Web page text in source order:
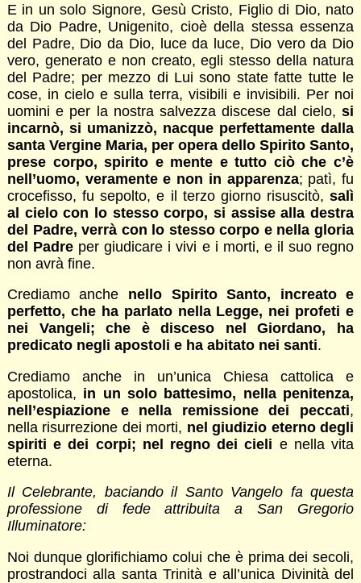
E in un solo Signore, Gesù Cristo, Figlio di Dio, nato
da Dio Padre, Unigenito, cioè della stessa essenza
del Padre, Dio da Dio, luce da luce, Dio vero da Dio
vero, generato e non creato, egli stesso della natura
del Padre; per mezzo di Lui sono state fatte tutte le
cose, in cielo e sulla terra, visibili e invisibili. Per noi
uomini e per la nostra salvezza discese dal cielo,si
incarnò, si umanizzò, nacque perfettamente dalla
santa Vergine Maria, per opera dello Spirito Santo,
prese corpo, spirito e mente e tutto ciò che c’è
nell’uomo, veramente e non in apparenza; patì, fu
crocefisso, fu sepolto, e il terzo giorno risuscitò,salì
al cielo con lo stesso corpo, si assise alla destra
del Padre, verrà con lo stesso corpo e nella gloria
del Padre per giudicare i vivi e i morti, e il suo regno
non avrà fine.
Crediamo anche nello Spirito Santo, increato e
perfetto, che ha parlato nella Legge, nei profeti e
nei Vangeli; che è disceso nel Giordano, ha
predicato negli apostoli e ha abitato nei santi.
Crediamo anche in un’unica Chiesa cattolica e
apostolica, in un solo battesimo, nella penitenza,
nell’espiazione e nella remissione dei peccati,
nella risurrezione dei morti, nel giudizio eterno degli
spiriti e dei corpi; nel regno dei cieli e nella vita
eterna.
Il Celebrante, baciando il Santo Vangelo fa questa
professione di fede attribuita a San Gregorio
Illuminatore:
Noi dunque glorifichiamo colui che è prima dei secoli,
prostrandoci alla santa Trinità e all’unica Divinità del